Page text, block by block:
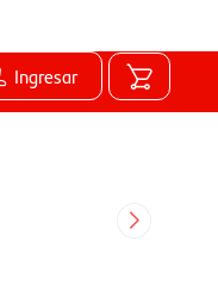
Ingresar